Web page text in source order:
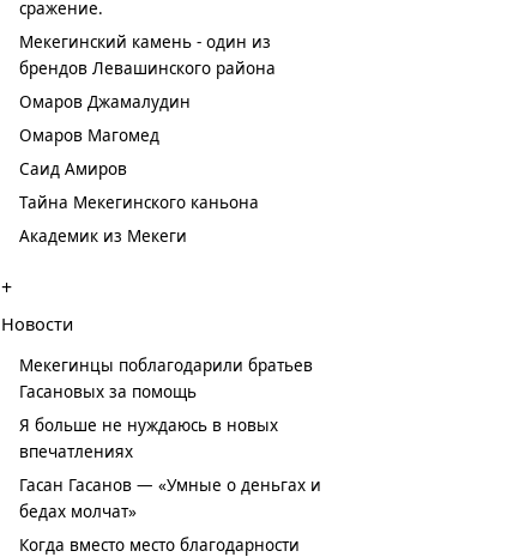
сражение.
Мекегинский камень - один из
брендов Левашинского района
Омаров Джамалудин
Омаров Магомед
Саид Амиров
Тайна Мекегинского каньона
Академик из Мекеги
+
Новости
Мекегинцы поблагодарили братьев
Гасановых за помощь
Я больше не нуждаюсь в новых
впечатлениях
Гасан Гасанов — «Умные о деньгах и
бедах молчат»
Когда вместо место благодарности